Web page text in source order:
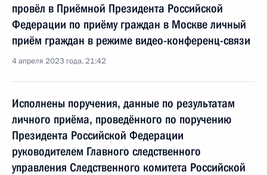
провёл в Приёмной Президента Российской
Федерации по приёму граждан в Москве личный
приём граждан в режиме видео-конференц-связи
4 апреля 2023 года, 21:42
Исполнены поручения, данные по результатам
личного приёма, проведённого по поручению
Президента Российской Федерации
руководителем Главного следственного
управления Следственного комитета Российской